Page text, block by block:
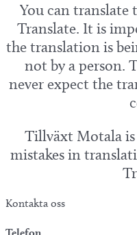
You can translate
Translate. It is
the translation is
not by a person.
never expect the
Tillväxt Motala
mistakes in
Kontakta oss